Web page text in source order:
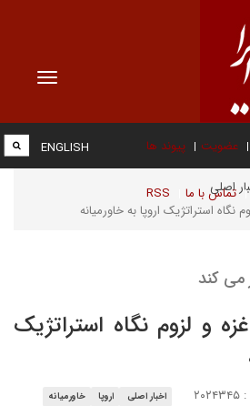
Toggle
عضویت پیوند ها
تماس با ما RSS
ENGLISH
اصلی
استراتژیک اروپا به خاورمیانه
می کند
و لزوم نگاه استراتژیک
اخبار اصلی اروپا خاورمیانه